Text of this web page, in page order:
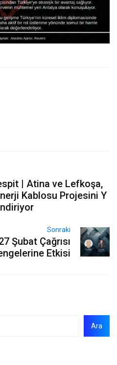
| Atina ve Lefkoşa,
Kablosu Projesini Y
Sonraki
Şubat Çağrısı
Etkisi
Ara